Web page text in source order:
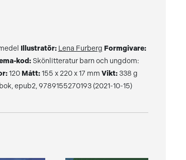
Illustratör: Lena Furberg Formgivare:
kod:Skönlitteratur barn och ungdom:
120 Mått:155 x 220 x 17 mm Vikt:338 g
epub2, 9789155270193 (2021-10-15)